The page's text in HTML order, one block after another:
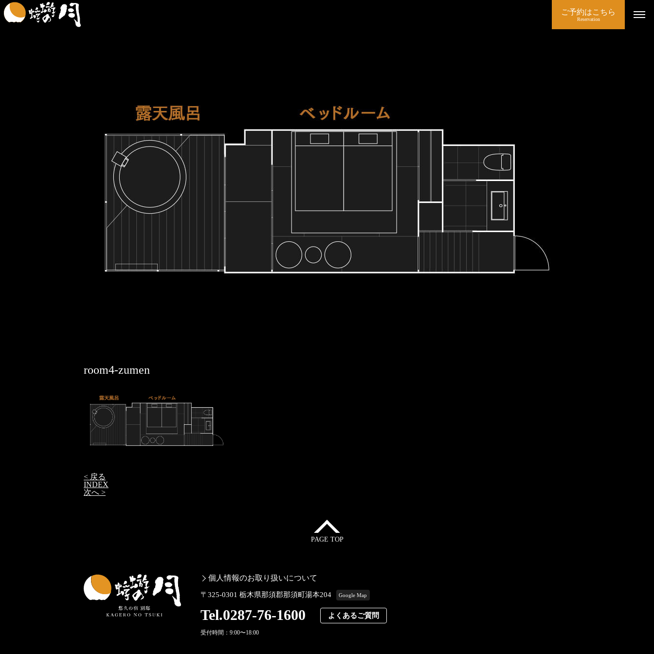
ご予約はこちら
Reservation
room4-zumen
< 戻る
INDEX
次へ >
PAGE TOP
個人情報のお取り扱いについて
〒325-0301 栃木県那須郡那須町湯本204 Google Map
Tel.0287-76-1600
受付時間：9:00〜18:00
よくあるご質問